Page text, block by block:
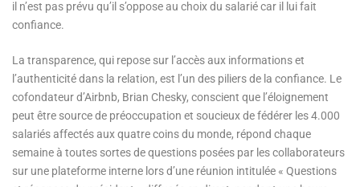
il n’est pas prévu qu’il s’oppose au choix du salarié car il lui fait
confiance.
La transparence, qui repose sur l’accès aux informations et
l’authenticité dans la relation, est l’un des piliers de la confiance. Le
cofondateur d’Airbnb, Brian Chesky, conscient que l’éloignement
peut être source de préoccupation et soucieux de fédérer les 4.000
salariés affectés aux quatre coins du monde, répond chaque
semaine à toutes sortes de questions posées par les collaborateurs
sur une plateforme interne lors d’une réunion intitulée « Questions